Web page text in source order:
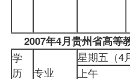
2007年4月贵州省高等
学
历
专业
星期五（4
上午